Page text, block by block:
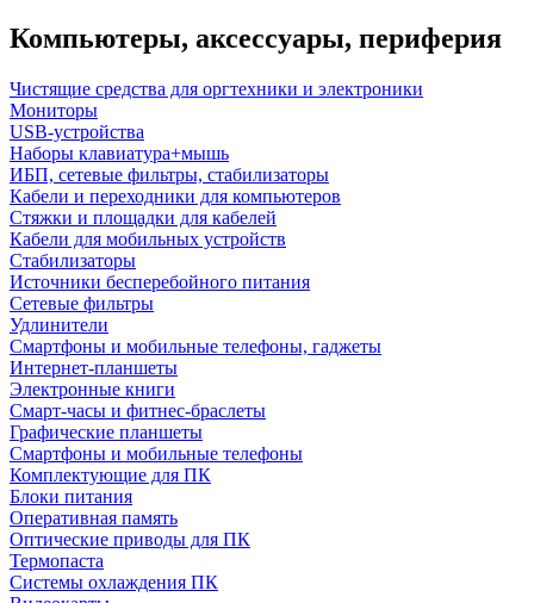
Компьютеры, аксессуары, периферия
Чистящие средства для оргтехники и электроники
Мониторы
USB-устройства
Наборы клавиатура+мышь
ИБП, сетевые фильтры, стабилизаторы
Кабели и переходники для компьютеров
Стяжки и площадки для кабелей
Кабели для мобильных устройств
Стабилизаторы
Источники бесперебойного питания
Сетевые фильтры
Удлинители
Смартфоны и мобильные телефоны, гаджеты
Интернет-планшеты
Электронные книги
Смарт-часы и фитнес-браслеты
Графические планшеты
Смартфоны и мобильные телефоны
Комплектующие для ПК
Блоки питания
Оперативная память
Оптические приводы для ПК
Термопаста
Системы охлаждения ПК